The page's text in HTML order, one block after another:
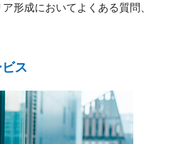
形成においてよくある質問、
ス